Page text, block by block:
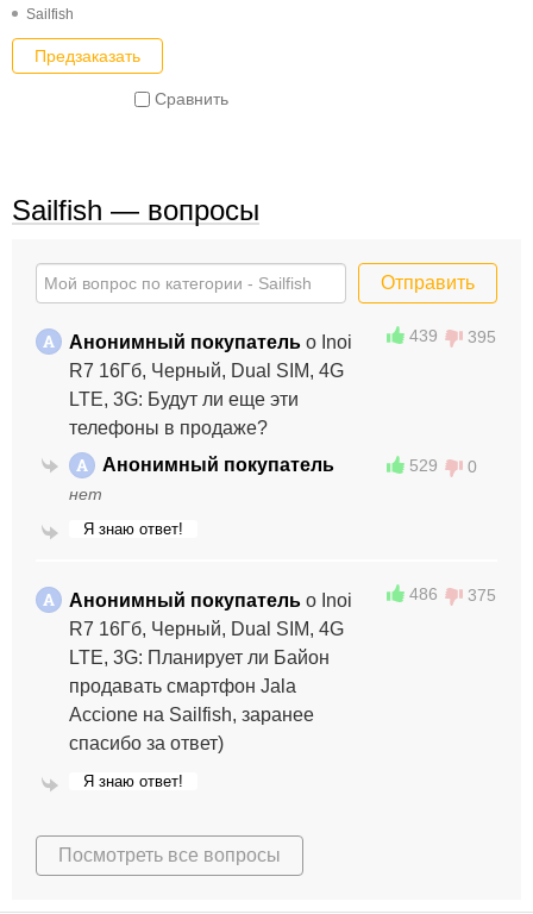
Sailfish
Предзаказать
Сравнить
Sailfish — вопросы
Отправить
439 395
А Анонимный покупатель о Inoi
R7 16Гб, Черный, Dual SIM, 4G
LTE, 3G: Будут ли еще эти
телефоны в продаже?
529 0
А Анонимный покупатель
нет
Я знаю ответ!
486 375
А Анонимный покупатель о Inoi
R7 16Гб, Черный, Dual SIM, 4G
LTE, 3G: Планирует ли Байон
продавать смартфон Jala
Accione на Sailfish, заранее
спасибо за ответ)
Я знаю ответ!
Посмотреть все вопросы